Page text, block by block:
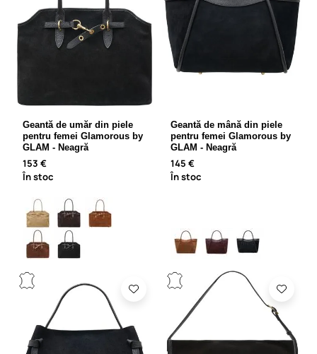
Geantă de umăr din piele
pentru femei Glamorous by
GLAM - Neagră
153 €
În stoc
Geantă de mână din piele
pentru femei Glamorous by
GLAM - Neagră
145 €
În stoc